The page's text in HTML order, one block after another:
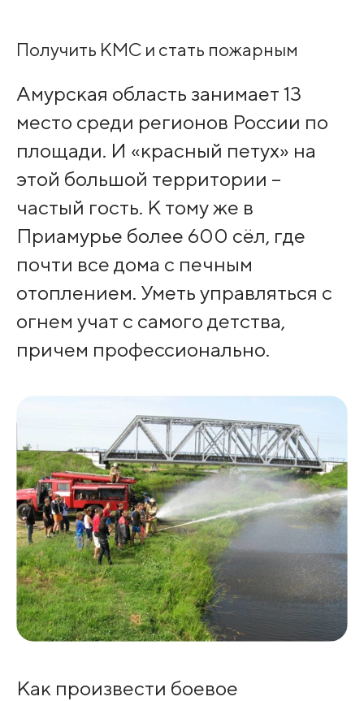
Получить КМС и стать пожарным
Амурская область занимает 13
место среди регионов России по
площади. И «красный петух» на
этой большой территории –
частый гость. К тому же в
Приамурье более 600 сёл, где
почти все дома с печным
отоплением. Уметь управляться с
огнем учат с самого детства,
причем профессионально.
Как произвести боевое